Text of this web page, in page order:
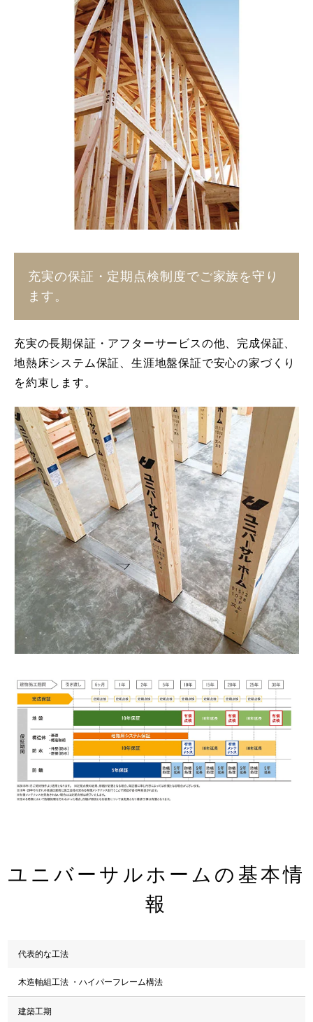
充実の保証・定期点検制度でご家族を守り
ます。
充実の長期保証・アフターサービスの他、完成保証、
地熱床システム保証、生涯地盤保証で安心の家づくり
を約束します。
ユニバーサルホームの基本情
報
代表的な工法
木造軸組工法 ・ハイパーフレーム構法
建築工期